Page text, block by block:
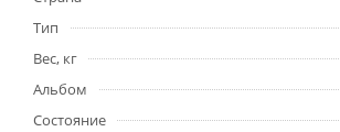
Тип
Вес, кг
Альбом
Состояние